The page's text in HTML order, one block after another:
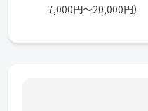
7,000円～20,000円）